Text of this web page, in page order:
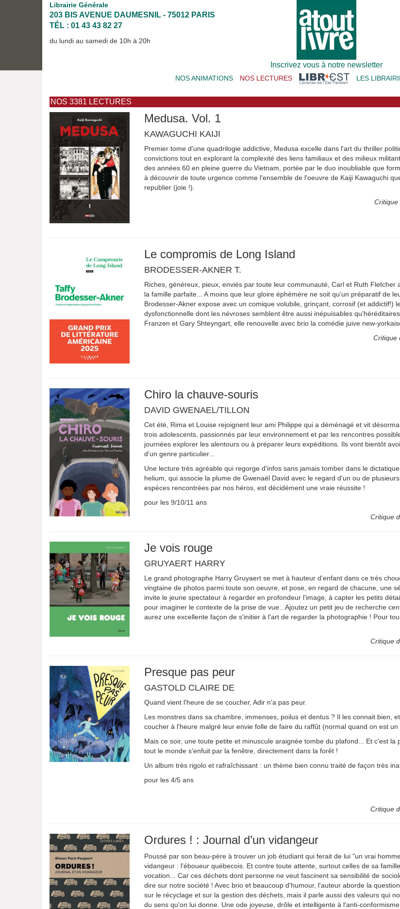
Librairie Générale
203 BIS AVENUE DAUMESNIL - 75012 PARIS
TÉL : 01 43 43 82 27
du lundi au samedi de 10h à 20h
Inscrivez vous à notre newsletter
NOS ANIMATIONS NOS LECTURES LES
NOS 3381 LECTURES
Medusa. Vol. 1
KAWAGUCHI KAIJI
Premier tome d'une quadrilogie addictive, Medusa excelle dans l'art du thriller
convictions tout en explorant la complexité des liens familiaux et des milieux
des années 60 en pleine guerre du Vietnam, portée par le duo inoubliable que
à découvrir de toute urgence comme l'ensemble de l'oeuvre de Kaiji Kawaguchi
republier (joie !).
Critique
Le compromis de Long Island
BRODESSER-AKNER T.
Riches, généreux, pieux, enviés par toute leur communauté, Carl et Ruth Fletcher
la famille parfaite... A moins que leur gloire éphémère ne soit qu'un préparatif de
Brodesser-Akner expose avec un comique volubile, grinçant, corrosif (et addictif!)
dysfonctionnelle dont les névroses semblent être aussi inépuisables
Franzen et Gary Shteyngart, elle renouvelle avec brio la comédie juive new-
Critique
Chiro la chauve-souris
DAVID GWENAEL/TILLON
Cet été, Rima et Louise rejoignent leur ami Philippe qui a déménagé et vit
trois adolescents, passionnés par leur environnement et par les rencontres
journées explorer les alentours ou à préparer leurs expéditions. Ils vont bientôt
d'un genre particulier...
Une lecture très agréable qui regorge d'infos sans jamais tomber dans le
helium, qui associe la plume de Gwenaël David avec le regard d'un ou de
espèces rencontrées par nos héros, est décidément une vraie réussite !
pour les 9/10/11 ans
Critique
Je vois rouge
GRUYAERT HARRY
Le grand photographe Harry Gruyaert se met à hauteur d'enfant dans ce très
vingtaine de photos parmi toute son oeuvre, et pose, en regard de chacune, une
invite le jeune spectateur à regarder en profondeur l'image, à capter les petits
pour imaginer le contexte de la prise de vue...Ajoutez un petit jeu de recherche
aurez une excellente façon de s'initier à l'art de regarder la photographie ! Pour
Critique
Presque pas peur
GASTOLD CLAIRE DE
Quand vient l'heure de se coucher, Adir n'a pas peur.
Les monstres dans sa chambre, immenses, poilus et dentus ? Il les connait bien,
coucher à l'heure malgré leur envie folle de faire du raffût (normal quand on est un
Mais ce soir, une toute petite et minuscule araignée tombe du plafond... Et c'est la
tout le monde s'enfuit par la fenêtre, directement dans la forêt !
Un album très rigolo et rafraîchissant : un thème bien connu traité de façon très
pour les 4/5 ans
Critique
Ordures ! : Journal d’un vidangeur
Poussé par son beau-père à trouver un job étudiant qui ferait de lui "un vrai
vidangeur : l'éboueur québecois. Et contre toute attente, surtout celles de sa
vocation... Car ces déchets dont personne ne veut fascinent sa sensibilité de
dire sur notre société ! Avec brio et beaucoup d'humour, l'auteur aborde la
sur le récyclage et sur la gestion des déchets, mais il parle aussi des valeurs qui
du sens qu'on lui donne. Une ode joyeuse, drôle et intelligente à l'anti-